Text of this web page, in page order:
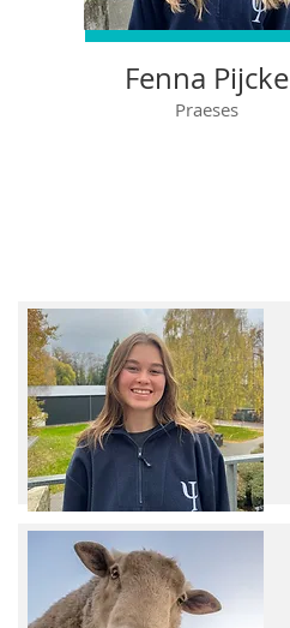
Fenna Pijcke
Praeses